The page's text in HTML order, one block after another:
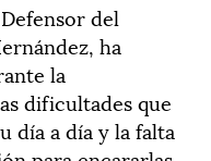
del
ha
la
dificultades que
día a día y la falta